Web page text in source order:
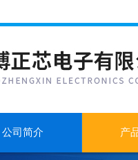
公司简介 产